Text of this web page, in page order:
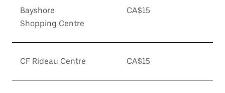
Bayshore
Shopping Centre
CA$15
CF Rideau Centre CA$15